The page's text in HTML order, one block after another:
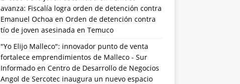
avanza: Fiscalía logra orden de detención contra
Emanuel Ochoa en Orden de detención contra
tío de joven asesinada en Temuco
"Yo Elijo Malleco": innovador punto de venta
fortalece emprendimientos de Malleco - Sur
Informadoen Centro de Desarrollo de Negocios
Angol de Sercotec inaugura un nuevo espacio